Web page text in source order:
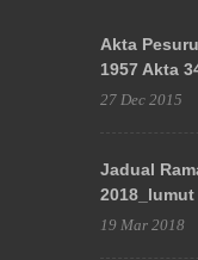
Akta
1957 Akta
27 Dec 2015
Jadual
2018_lumut
19 Mar 2018